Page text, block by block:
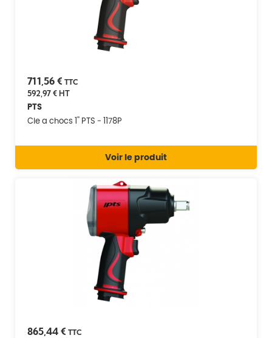
711,56 € TTC
592,97 €HT
PTS
Cle a chocs 1'' PTS - 1178P
Voir le produit
865,44 € TTC